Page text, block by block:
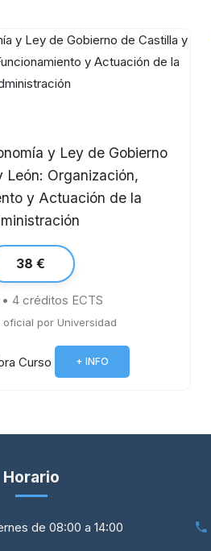
y Ley de Gobierno
León: Organización,
y Actuación de la
38 €
4 créditos ECTS
por Universidad
+ INFO
Horario
de 08:00 a 14:00